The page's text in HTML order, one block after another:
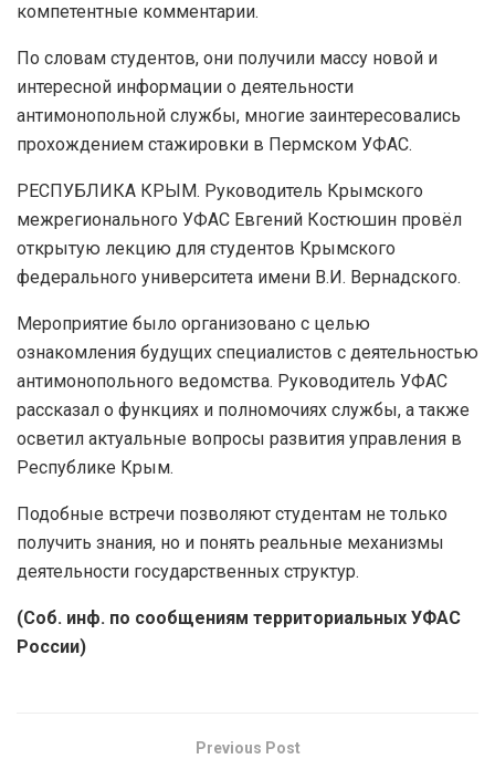
компетентные комментарии.
По словам студентов, они получили массу новой и
интересной информации о деятельности
антимонопольной службы, многие заинтересовались
прохождением стажировки в Пермском УФАС.
РЕСПУБЛИКА КРЫМ. Руководитель Крымского
межрегионального УФАС Евгений Костюшин провёл
открытую лекцию для студентов Крымского
федерального университета имени В.И. Вернадского.
Мероприятие было организовано с целью
ознакомления будущих специалистов с деятельностью
антимонопольного ведомства. Руководитель УФАС
рассказал о функциях и полномочиях службы, а также
осветил актуальные вопросы развития управления в
Республике Крым.
Подобные встречи позволяют студентам не только
получить знания, но и понять реальные механизмы
деятельности государственных структур.
(Соб. инф. по сообщениям территориальных УФАС
России)
Previous Post